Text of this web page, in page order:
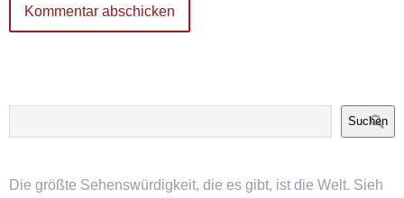
Suchen
Die größte Sehenswürdigkeit, die es gibt, ist die Welt. Sieh